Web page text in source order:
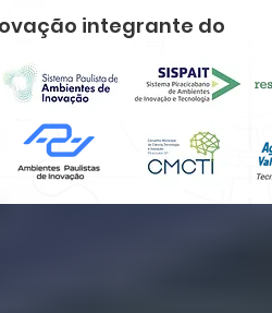
integrante do